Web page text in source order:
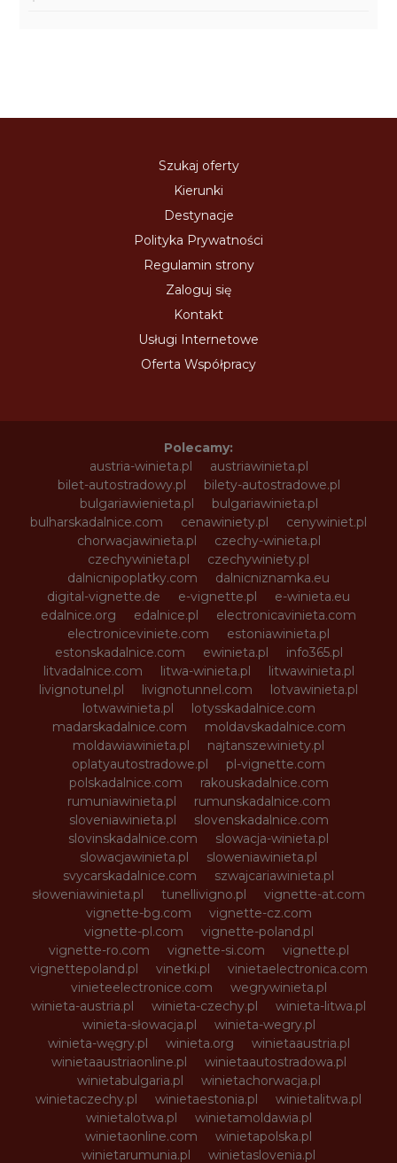
Szukaj oferty
Kierunki
Destynacje
Polityka Prywatności
Regulamin strony
Zaloguj się
Kontakt
Usługi Internetowe
Oferta Współpracy
Polecamy:
austria-winieta.pl
austriawinieta.pl
bilet-autostradowy.pl
bilety-autostradowe.pl
bulgariawienieta.pl
bulgariawinieta.pl
bulharskadalnice.com
cenawiniety.pl
cenywiniet.pl
chorwacjawinieta.pl
czechy-winieta.pl
czechywinieta.pl
czechywiniety.pl
dalnicnipoplatky.com
dalnicniznamka.eu
digital-vignette.de
e-vignette.pl
e-winieta.eu
edalnice.org
edalnice.pl
electronicavinieta.com
electroniceviniete.com
estoniawinieta.pl
estonskadalnice.com
ewinieta.pl
info365.pl
litvadalnice.com
litwa-winieta.pl
litwawinieta.pl
livignotunel.pl
livignotunnel.com
lotvawinieta.pl
lotwawinieta.pl
lotysskadalnice.com
madarskadalnice.com
moldavskadalnice.com
moldawiawinieta.pl
najtanszewiniety.pl
oplatyautostradowe.pl
pl-vignette.com
polskadalnice.com
rakouskadalnice.com
rumuniawinieta.pl
rumunskadalnice.com
sloveniawinieta.pl
slovenskadalnice.com
slovinskadalnice.com
slowacja-winieta.pl
slowacjawinieta.pl
sloweniawinieta.pl
svycarskadalnice.com
szwajcariawinieta.pl
słoweniawinieta.pl
tunellivigno.pl
vignette-at.com
vignette-bg.com
vignette-cz.com
vignette-pl.com
vignette-poland.pl
vignette-ro.com
vignette-si.com
vignette.pl
vignettepoland.pl
vinetki.pl
vinietaelectronica.com
vinieteelectronice.com
wegrywinieta.pl
winieta-austria.pl
winieta-czechy.pl
winieta-litwa.pl
winieta-słowacja.pl
winieta-wegry.pl
winieta-węgry.pl
winieta.org
winietaaustria.pl
winietaaustriaonline.pl
winietaautostradowa.pl
winietabulgaria.pl
winietachorwacja.pl
winietaczechy.pl
winietaestonia.pl
winietalitwa.pl
winietalotwa.pl
winietamoldawia.pl
winietaonline.com
winietapolska.pl
winietarumunia.pl
winietaslovenia.pl